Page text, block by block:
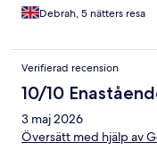
Debrah, 5 nätters resa
Verifierad recension
10/10
3 maj 2026
Översätt med hjälp av